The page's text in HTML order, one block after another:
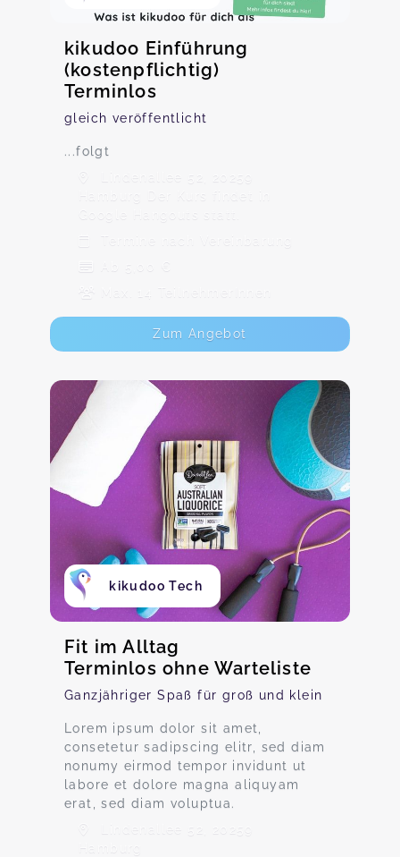
kikudoo Einführung
(kostenpflichtig)
Terminlos
gleich veröffentlicht
...folgt
Lindenallee 52, 20259
Hamburg Der Kurs findet in
Google Hangouts statt.
Termine nach Vereinbarung
Ab 5,00 €
Max. 14 TeilnehmerInnen
Zum Angebot
kikudoo Tech
Fit im Alltag
Terminlos ohne Warteliste
Ganzjähriger Spaß für groß und klein
Lorem ipsum dolor sit amet,
consetetur sadipscing elitr, sed diam
nonumy eirmod tempor invidunt ut
labore et dolore magna aliquyam
erat, sed diam voluptua.
Lindenallee 52, 20259
Hamburg